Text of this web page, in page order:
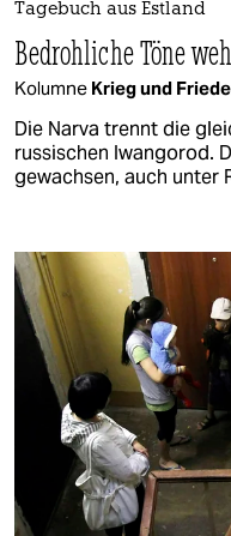
Tagebuch aus Estland
Bedrohliche Töne
Kolumne Krieg und
Die Narva trennt die
russischen Iwangorod.
gewachsen, auch unter